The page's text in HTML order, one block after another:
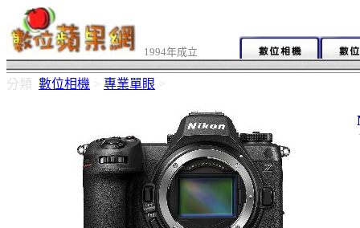
1994年成立
分類 數位相機 > 專業單眼 >